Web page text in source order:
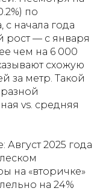
по
начала года
рост — с января
чем на 6 000
схожую
за метр. Такой
vs. средняя
Август 2025 года
на «вторичке»
на 24%